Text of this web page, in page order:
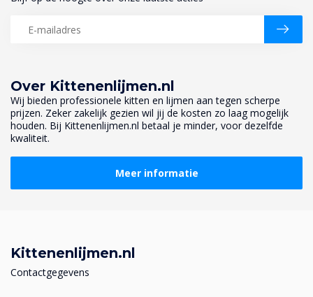
Over Kittenenlijmen.nl
Wij bieden professionele kitten en lijmen aan tegen scherpe
prijzen. Zeker zakelijk gezien wil jij de kosten zo laag mogelijk
houden. Bij Kittenenlijmen.nl betaal je minder, voor dezelfde
kwaliteit.
Meer informatie
Kittenenlijmen.nl
Contactgegevens